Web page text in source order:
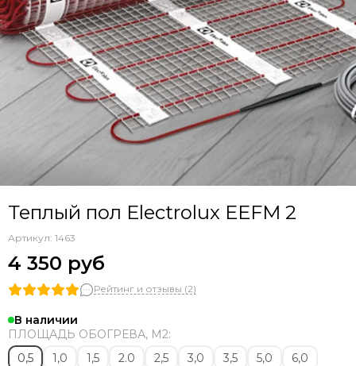
Nexans
Raychem
Thermo
Energy
Warmstad
Национальный комфорт
Теплый пол Electrolux EEFM 2
Артикул: 1463
4 350 руб
Рейтинг и отзывы (2)
В наличии
ПЛОЩАДЬ ОБОГРЕВА, М2:
0,5
1,0 1,5 2.0 2,5 3,0 3,5 5,0
6,0